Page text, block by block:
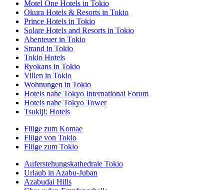
Motel One Hotels in Tokio
Okura Hotels & Resorts in Tokio
Prince Hotels in Tokio
Solare Hotels and Resorts in Tokio
Abenteuer in Tokio
Strand in Tokio
Tokio Hotels
Ryokans in Tokio
Villen in Tokio
Wohnungen in Tokio
Hotels nahe Tokyo International Forum
Hotels nahe Tokyo Tower
Tsukiji: Hotels
Flüge zum Komae
Flüge von Tokio
Flüge zum Tokio
Auferstehungskathedrale Tokio
Urlaub in Azabu-Juban
Azabudai Hills